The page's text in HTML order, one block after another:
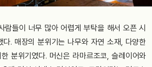
람들이 너무 많아 어렵게 부탁을 해서 오픈 시
다. 매장의 분위기는 나무와 자연 소재, 다양한
분위기였다. 머신은 라마르조코, 슬레이어와